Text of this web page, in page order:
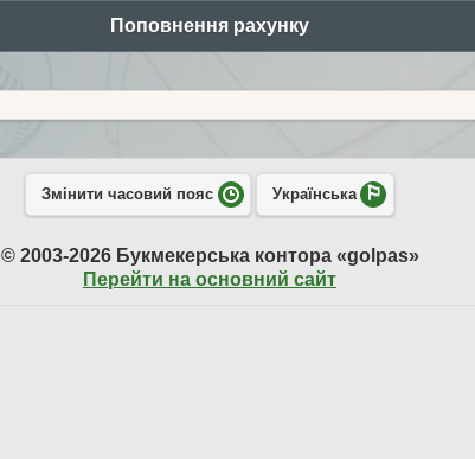
Поповнення рахунку
Змінити часовий пояс Українська
© 2003-2026 Букмекерська контора «golpas»
Перейти на основний сайт